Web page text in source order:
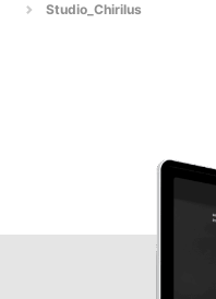
Studio_Chirilus